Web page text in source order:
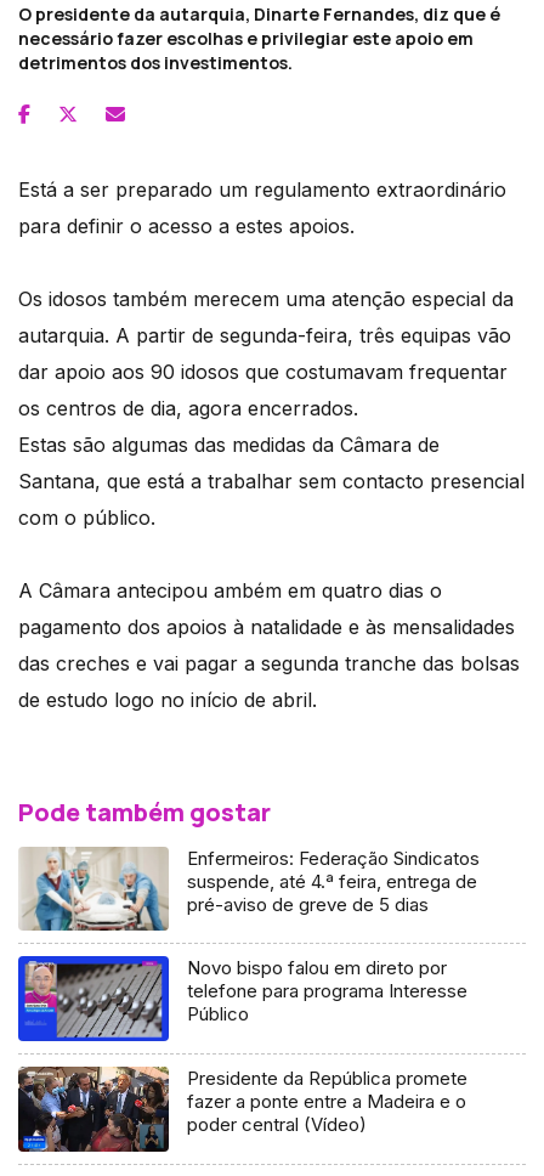
O presidente da autarquia, Dinarte Fernandes, diz que é
necessário fazer escolhas e privilegiar este apoio em
detrimentos dos investimentos.
Está a ser preparado um regulamento extraordinário
para definir o acesso a estes apoios.
Os idosos também merecem uma atenção especial da
autarquia. A partir de segunda-feira, três equipas vão
dar apoio aos 90 idosos que costumavam frequentar
os centros de dia, agora encerrados.
Estas são algumas das medidas da Câmara de
Santana, que está a trabalhar sem contacto presencial
com o público.
A Câmara antecipou ambém em quatro dias o
pagamento dos apoios à natalidade e às mensalidades
das creches e vai pagar a segunda tranche das bolsas
de estudo logo no início de abril.
Pode também gostar
Enfermeiros: Federação Sindicatos
suspende, até 4.ª feira, entrega de
pré-aviso de greve de 5 dias
Novo bispo falou em direto por
telefone para programa Interesse
Público
Presidente da República promete
fazer a ponte entre a Madeira e o
poder central (Vídeo)